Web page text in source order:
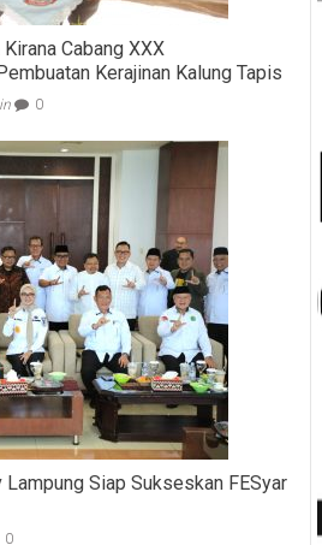
Cabang XXX
Kerajinan Kalung Tapis
0
Siap Sukseskan FESyar